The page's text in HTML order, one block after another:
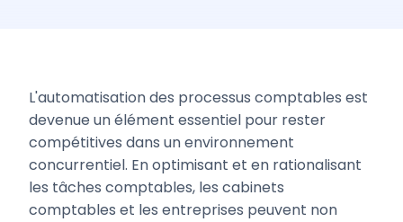
L'automatisation des processus comptables est
devenue un élément essentiel pour rester
compétitives dans un environnement
concurrentiel. En optimisant et en rationalisant
les tâches comptables, les cabinets
comptables et les entreprises peuvent non